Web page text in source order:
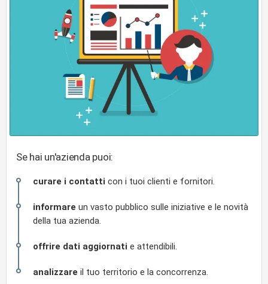
Se hai un'azienda puoi:
curare i contatti con i tuoi clienti e fornitori.
informare un vasto pubblico sulle iniziative e le novità
della tua azienda.
offrire dati aggiornati e attendibili.
analizzare il tuo territorio e la concorrenza.